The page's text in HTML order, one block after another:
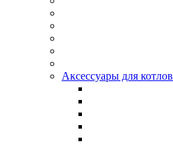
Аксессуары для котлов